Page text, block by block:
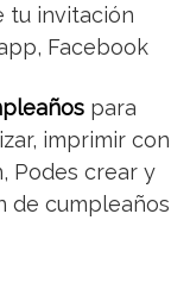
tu invitación
Facebook
para
imprimir con
Podes crear y
de cumpleaños